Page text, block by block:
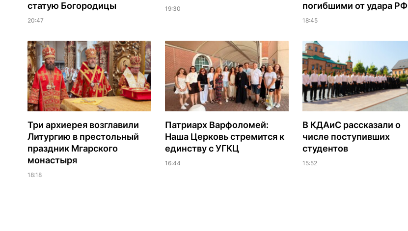
статую Богородицы
20:47
19:30
погибшими от удара РФ
18:45
Три архиерея возглавили
Литургию в престольный
праздник Мгарского
монастыря
18:18
Патриарх Варфоломей:
Наша Церковь стремится к
единству с УГКЦ
16:44
В КДАиС рассказали о
числе поступивших
студентов
15:52